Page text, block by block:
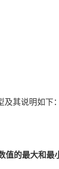
其说明如下：
值的最大和最